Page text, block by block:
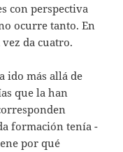
con perspectiva
ocurre tanto. En
da cuatro.
ido más allá de
que la han
formación tenía -
por qué